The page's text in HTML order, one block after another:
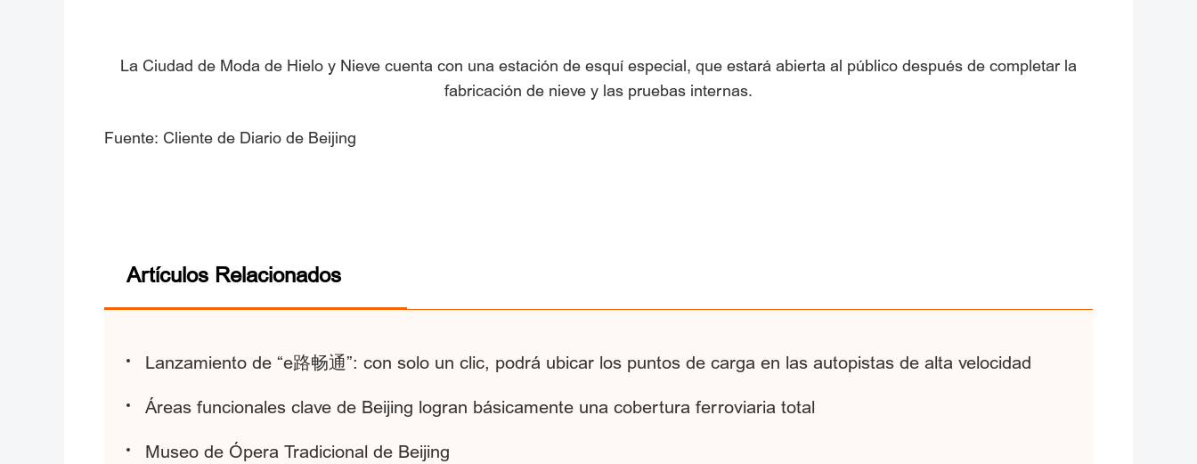
La Ciudad de Moda de Hielo y Nieve cuenta con una estación de esquí especial, que estará abierta al público después de completar la
fabricación de nieve y las pruebas internas.
Fuente: Cliente de Diario de Beijing
Artículos Relacionados
Lanzamiento de “e路畅通”: con solo un clic, podrá ubicar los puntos de carga en las autopistas de alta velocidad
Áreas funcionales clave de Beijing logran básicamente una cobertura ferroviaria total
Museo de Ópera Tradicional de Beijing